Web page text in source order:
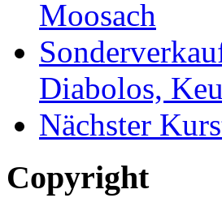
Moosach
Diabolos,
Nächster
Copyright